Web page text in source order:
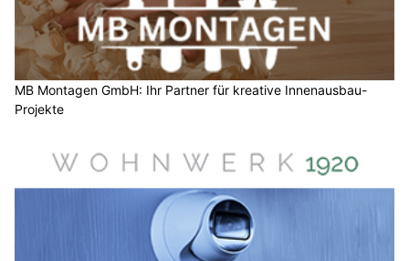
MB Montagen GmbH: Ihr Partner für kreative Innenausbau-
Projekte